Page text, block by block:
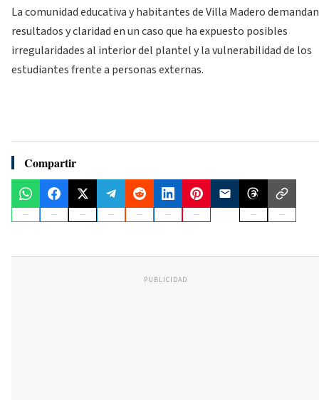
La comunidad educativa y habitantes de Villa Madero demandan
resultados y claridad en un caso que ha expuesto posibles
irregularidades al interior del plantel y la vulnerabilidad de los
estudiantes frente a personas externas.
Compartir
PUBLICIDAD